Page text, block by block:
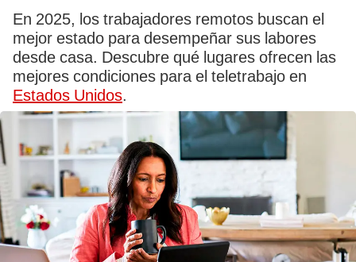
En 2025, los trabajadores remotos buscan el
mejor estado para desempeñar sus labores
desde casa. Descubre qué lugares ofrecen las
mejores condiciones para el teletrabajo en
Estados Unidos.